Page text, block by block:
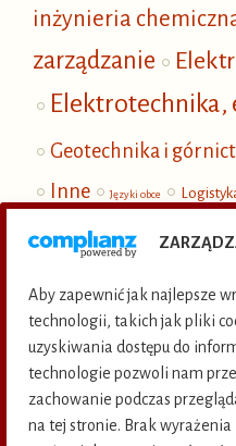
Aby zapewnić jak najlepsze
technologii, takich jak pliki
uzyskiwania dostępu do
technologie pozwoli nam
zachowanie podczas
na tej stronie. Brak
inżynieria
zarządzanie
Elektrotechnika,
Geotechnika i
Inne Języki obce
i fizyka
Ochrona i
Publikacje
Termoenergetyka